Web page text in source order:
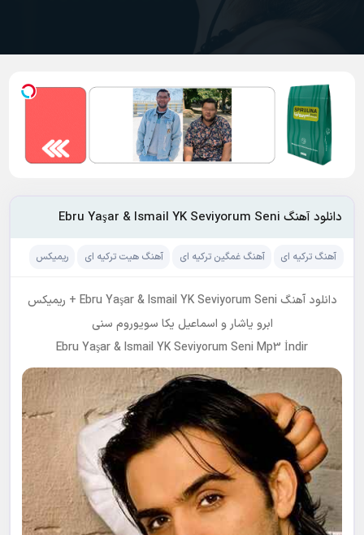
دانلود آهنگ Ebru Yaşar & Ismail YK Seviyorum Seni
آهنگ ترکیه ای آهنگ غمگین ترکیه ای آهنگ هیت ترکیه ای ریمیکس
دانلود آهنگ Ebru Yaşar & Ismail YK Seviyorum Seni + ریمیکس
ابرو یاشار و اسماعیل یکا سویوروم سنی
Ebru Yaşar & Ismail YK Seviyorum Seni Mp3 İndir